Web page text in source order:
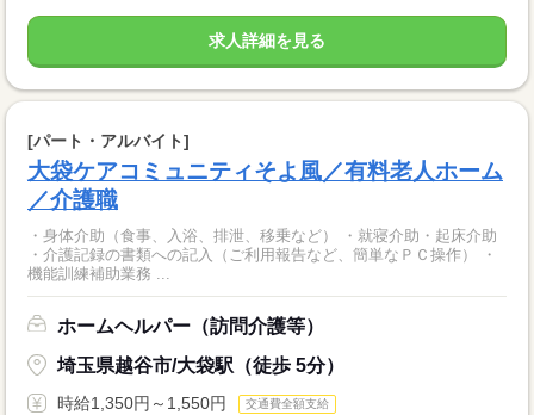
求人詳細を見る
[パート・アルバイト]
大袋ケアコミュニティそよ風／有料老人ホーム
／介護職
・身体介助（食事、入浴、排泄、移乗など） ・就寝介助・起床介助
・介護記録の書類への記入（ご利用報告など、簡単なＰＣ操作） ・
機能訓練補助業務 ...
ホームヘルパー（訪問介護等）
埼玉県越谷市/大袋駅（徒歩 5分）
時給1,350円～1,550円 交通費全額支給